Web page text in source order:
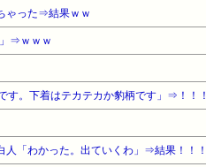
ゃった⇒結果ｗｗ
⇒ｗｗｗ
す。下着はテカテカか豹柄です」⇒！！！
人「わかった。出ていくわ」⇒結果！！！